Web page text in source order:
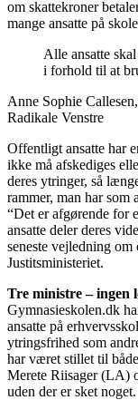
om skattekroner
mange ansatte på
Alle ansatte
i forhold til at
Anne Sophie
Radikale Venstre
Offentligt ansatte har
ikke må afskediges
deres ytringer, så
rammer, man har som
“Det er afgørende for
ansatte deler deres
seneste vejledning
Justitsministeriet.
Tre ministre – ingen
Gymnasieskolen.dk
ansatte på
ytringsfrihed som
har været stillet til
Merete Riisager (LA)
uden der er sket noget.